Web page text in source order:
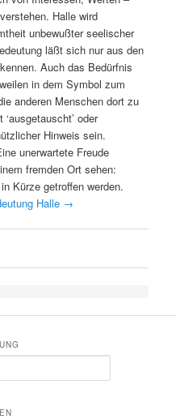
Halle wird
unbewußter seelischer
läßt sich nur aus den
Auch das Bedürfnis
in dem Symbol zum
anderen Menschen dort zu
oder
Hinweis sein.
unerwartete Freude
fremden Ort sehen:
Kürze getroffen werden.
Halle →